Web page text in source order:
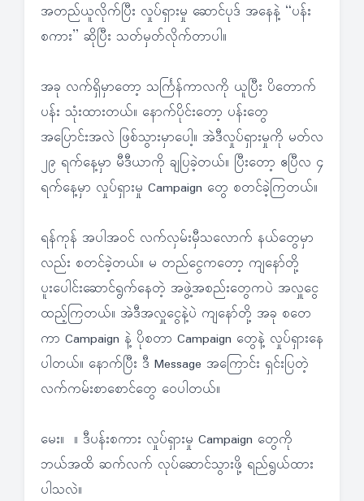
အတည်ယူလိုက်ပြီး လှုပ်ရှားမှု ဆောင်ပုဒ် အနေနဲ့ “ပန်း
စကား” ဆိုပြီး သတ်မှတ်လိုက်တာပါ။
အခု လက်ရှိမှာတော့ သင်္ကြန်ကာလကို ယူပြီး ပိတောက်
ပန်း သုံးထားတယ်။ နောက်ပိုင်းတော့ ပန်းတွေ
အပြောင်းအလဲ ဖြစ်သွားမှာပေါ့။ အဲဒီလှုပ်ရှားမှုကို မတ်လ
၂၉ ရက်နေ့မှာ မီဒီယာကို ချပြခဲ့တယ်။ ပြီးတော့ ဧပြီလ ၄
ရက်နေ့မှာ လှုပ်ရှားမှု Campaign တွေ စတင်ခဲ့ကြတယ်။
ရန်ကုန် အပါအဝင် လက်လှမ်းမှီသလောက် နယ်တွေမှာ
လည်း စတင်ခဲ့တယ်။ မ တည်ငွေကတော့ ကျနော်တို့
ပူးပေါင်းဆောင်ရွက်နေတဲ့ အဖွဲ့အစည်းတွေကပဲ အလှူငွေ
ထည့်ကြတယ်။ အဲဒီအလှူငွေနဲ့ပဲ ကျနော်တို့ အခု စတေ
ကာ Campaign နဲ့ ပိုစတာ Campaign တွေနဲ့ လှုပ်ရှားနေ
ပါတယ်။ နောက်ပြီး ဒီ Message အကြောင်း ရှင်းပြတဲ့
လက်ကမ်းစာစောင်တွေ ဝေပါတယ်။
မေး။ ။ ဒီပန်းစကား လှုပ်ရှားမှု Campaign တွေကို
ဘယ်အထိ ဆက်လက် လုပ်ဆောင်သွားဖို့ ရည်ရွယ်ထား
ပါသလဲ။